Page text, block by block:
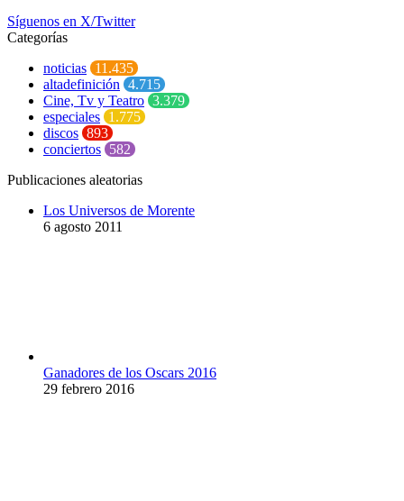
Síguenos en X/Twitter
Categorías
noticias 11.435
altadefinición 4.715
Cine, Tv y Teatro 3.379
especiales 1.775
discos 893
conciertos 582
Publicaciones aleatorias
Los Universos de Morente
6 agosto 2011
Ganadores de los Oscars 2016
29 febrero 2016